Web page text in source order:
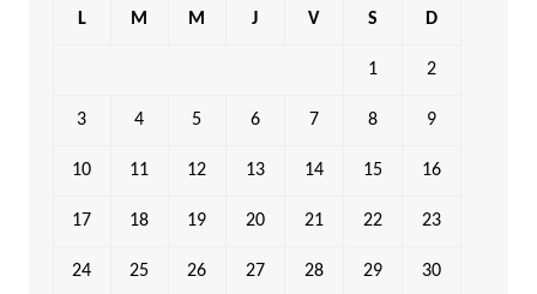
L M M J V S D
1 2
3 4 5 6 7 8 9
10 11 12 13 14 15 16
17 18 19 20 21 22 23
24 25 26 27 28 29 30